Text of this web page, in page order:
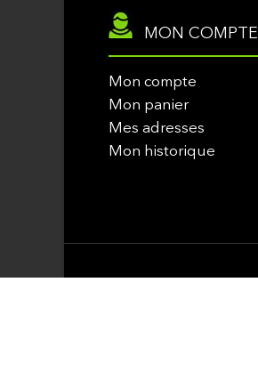
MON COMPTE
Mon compte
Mon panier
Mes adresses
Mon historique